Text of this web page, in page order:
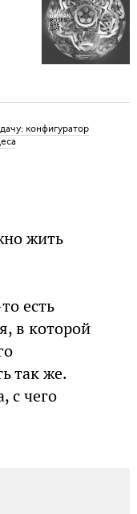
конфигуратор
жить
есть
в которой
так же.
с чего